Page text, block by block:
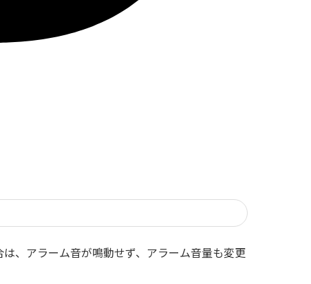
、アラーム音が鳴動せず、アラーム音量も変更